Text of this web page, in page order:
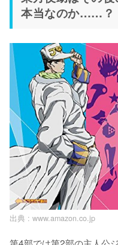
本当なのか……？
出典 : www.amazon.co.jp